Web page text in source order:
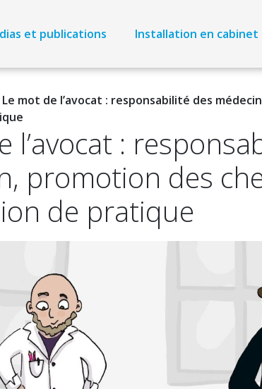
et publications Installation en cabinet
Le mot de l’avocat : responsabilité des
l’avocat :
promotion des
de pratique